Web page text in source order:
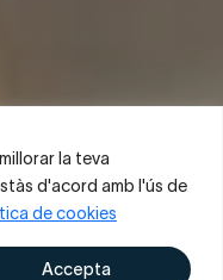
la teva
d'acord amb l'ús de
de cookies
Accepta